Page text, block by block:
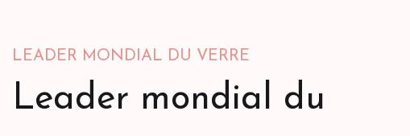
LEADER MONDIAL DU VERRE
Leader mondial du